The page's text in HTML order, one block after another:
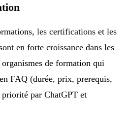
les certifications et les
en forte croissance dans les
de formation qui
FAQ (durée, prix, prerequis,
priorité par ChatGPT et